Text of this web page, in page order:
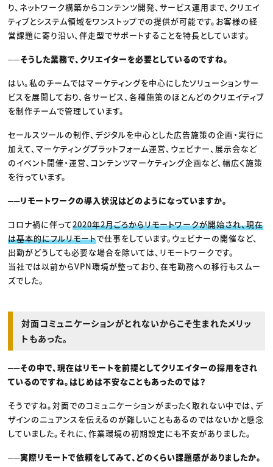
り、ネットワーク構築からコンテンツ開発、サービス運用まで、クリエイ
ティブとシステム領域をワンストップでの提供が可能です。お客様の経
営課題に寄り沿い、伴走型でサポートすることを特長としています。
──そうした業務で、クリエイターを必要としているのですね。
はい。私のチームではマーケティングを中心にしたソリューションサー
ビスを展開しており、各サービス、各種施策のほとんどのクリエイティブ
を制作チームで管理しています。
セールスツールの制作、デジタルを中心とした広告施策の企画・実行に
加えて、マーケティングプラットフォーム運営、ウェビナー、展示会など
のイベント開催・運営、コンテンツマーケティング企画など、幅広く施策
を行っています。
──リモートワークの導入状況はどのようになっていますか。
コロナ禍に伴って2020年2月ごろからリモートワークが開始され、現在
は基本的にフルリモートで仕事をしています。ウェビナーの開催など、
出勤がどうしても必要な場合を除いては、リモートワークです。
当社では以前からVPN環境が整っており、在宅勤務への移行もスムー
ズでした。
対面コミュニケーションがとれないからこそ生まれたメリッ
トもあった。
──その中で、現在はリモートを前提としてクリエイターの採用をされ
ているのですね。はじめは不安なこともあったのでは？
そうですね。対面でのコミュニケーションがまったく取れない中では、デ
ザインのニュアンスを伝えるのが難しいこともあるのではないかと懸念
していました。それに、作業環境の初期設定にも不安がありました。
──実際リモートで依頼をしてみて、どのくらい課題感がありましたか。